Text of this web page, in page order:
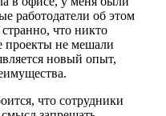
работодатели об этом
что никто
проекты не мешали
новый опыт,
что сотрудники